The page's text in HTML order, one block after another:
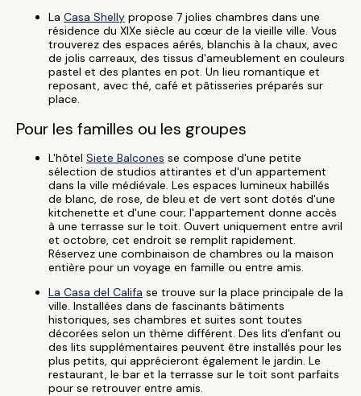
La Casa Shelly propose 7 jolies chambres dans une
résidence du XIXe siècle au cœur de la vieille ville. Vous
trouverez des espaces aérés, blanchis à la chaux, avec
de jolis carreaux, des tissus d'ameublement en couleurs
pastel et des plantes en pot. Un lieu romantique et
reposant, avec thé, café et pâtisseries préparés sur
place.
Pour les familles ou les groupes
L'hôtel Siete Balcones se compose d'une petite
sélection de studios attirantes et d'un appartement
dans la ville médiévale. Les espaces lumineux habillés
de blanc, de rose, de bleu et de vert sont dotés d'une
kitchenette et d'une cour; l'appartement donne accès
à une terrasse sur le toit. Ouvert uniquement entre avril
et octobre, cet endroit se remplit rapidement.
Réservez une combinaison de chambres ou la maison
entière pour un voyage en famille ou entre amis.
La Casa del Califa se trouve sur la place principale de la
ville. Installées dans de fascinants bâtiments
historiques, ses chambres et suites sont toutes
décorées selon un thème différent. Des lits d'enfant ou
des lits supplémentaires peuvent être installés pour les
plus petits, qui apprécieront également le jardin. Le
restaurant, le bar et la terrasse sur le toit sont parfaits
pour se retrouver entre amis.